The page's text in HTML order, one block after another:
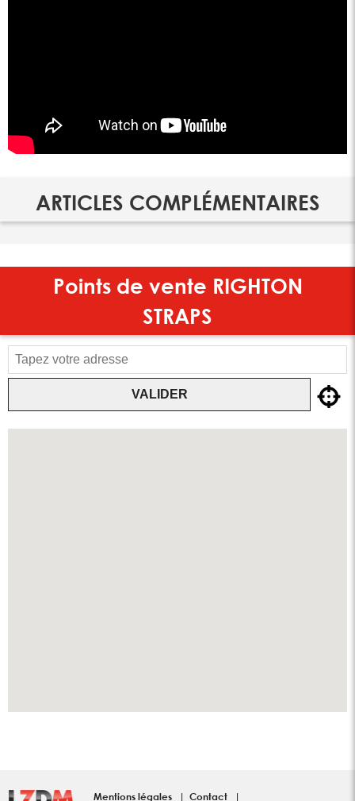
ARTICLES COMPLÉMENTAIRES
Points de vente RIGHTON
STRAPS
VALIDER
Mentions légales Contact